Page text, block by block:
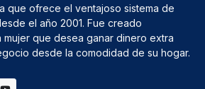
que ofrece el ventajoso sistema de
el año 2001. Fue creado
mujer que desea ganar dinero extra
desde la comodidad de su hogar.